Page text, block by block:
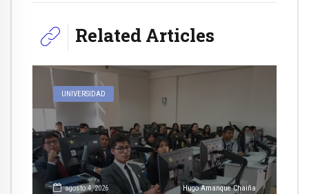
Related Articles
UNIVERSIDAD
agosto 4, 2026 Hugo Amanque Chaiña